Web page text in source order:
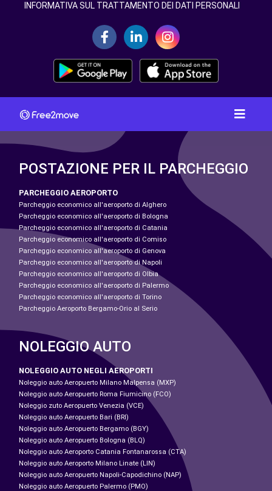
INFORMATIVA SUL TRATTAMENTO DEI DATI PERSONALI
POSTAZIONE PER IL PARCHEGGIO
PARCHEGGIO AEROPORTO
Parcheggio economico all'aeroporto di Alghero
Parcheggio economico all'aeroporto di Bologna
Parcheggio economico all'aeroporto di Catania
Parcheggio economico all'aeroporto di Comiso
Parcheggio economico all'aeroporto di Genova
Parcheggio economico all'aeroporto di Napoli
Parcheggio economico all'aeroporto di Olbia
Parcheggio economico all'aeroporto di Palermo
Parcheggio economico all'aeroporto di Torino
Parcheggio Aeroporto Bergamo-Orio al Serio
NOLEGGIO AUTO
NOLEGGIO AUTO NEGLI AEROPORTI
Noleggio auto Aeropuerto Milano Malpensa (MXP)
Noleggio auto Aeropuerto Roma Fiumicino (FCO)
Noleggio zuto Aeropuerto Venezia (VCE)
Noleggio auto Aeropuerto Bari (BRI)
Noleggio auto Aeropuerto Bergamo (BGY)
Noleggio auto Aeropuerto Bologna (BLQ)
Noleggio auto Aeroporto Catania Fontanarossa (CTA)
Noleggio auto Aeroporto Milano Linate (LIN)
Noleggio auto Aeropuerto Napoli-Capodichino (NAP)
Noleggio auto Aeropuerto Palermo (PMO)